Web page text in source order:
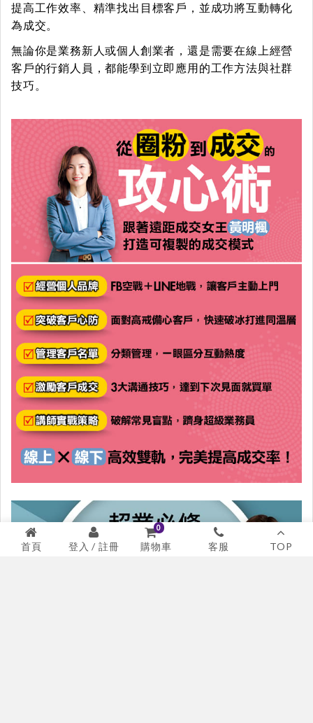
首頁 登入 / 註冊
0
購物車 客服 TOP
提高工作效率、精準找出目標客戶，並成功將互動轉化
為成交。
無論你是業務新人或個人創業者，還是需要在線上經營
客戶的行銷人員，都能學到立即應用的工作方法與社群
技巧 。